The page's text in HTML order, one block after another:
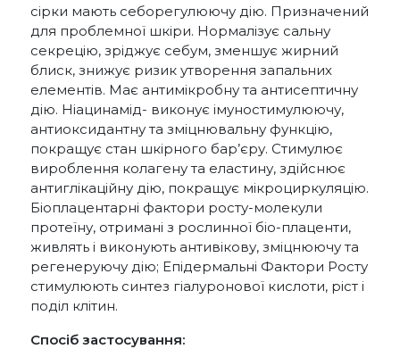
сірки мають себорегулюючу дію. Призначений
для проблемної шкіри. Нормалізує сальну
секрецію, зріджує себум, зменшує жирний
блиск, знижує ризик утворення запальних
елементів. Має антимікробну та антисептичну
дію. Ніацинамід- виконує імуностимулюючу,
антиоксидантну та зміцнювальну функцію,
покращує стан шкірного бар’єру. Стимулює
вироблення колагену та еластину, здійснює
антиглікаційну дію, покращує мікроциркуляцію.
Біоплацентарні фактори росту-молекули
протеїну, отримані з рослинної біо-плаценти,
живлять і виконують антивікову, зміцнюючу та
регенеруючу дію; Епідермальні Фактори Росту
стимулюють синтез гіалуронової кислоти, ріст і
поділ клітин.
Спосіб застосування: